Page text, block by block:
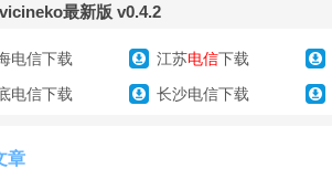
最新版 v0.4.2
电信下载 江苏电信下载
电信下载
长沙电信下载
章